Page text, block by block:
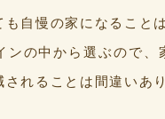
自慢の家になること
ンの中から選ぶので
れることは間違いあ